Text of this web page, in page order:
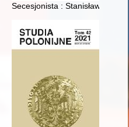
wojskowego w latach 1939-
Secesjonista : Stanisław